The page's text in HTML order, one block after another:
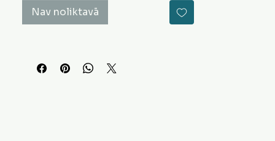
Nav noliktavā